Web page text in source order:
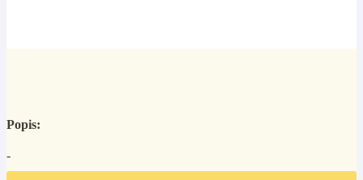
Popis:
-